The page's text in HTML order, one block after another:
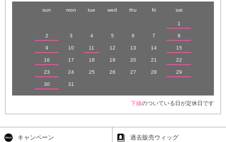
sun mon tue wed thu fri sat
1
2 3 4 5 6 7 8
9 10 11 12 13 14 15
16 17 18 19 20 21 22
23 24 25 26 27 28 29
30 31
下線のついている日が定休日です
キャンペーン 過去販売ウィッグ